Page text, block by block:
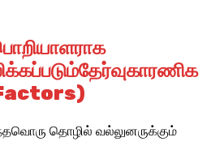
தேர்வுகாரணிக
தொழில் வல்லுனருக்கும்